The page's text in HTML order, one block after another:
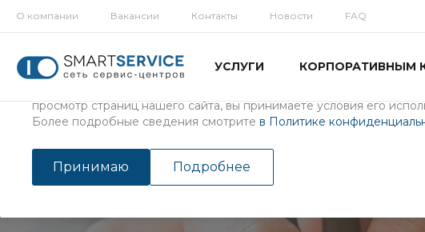
Мы используем файлы cookie, разработанные нашими
просмотр страниц нашего сайта, вы принимаете условия его
Более подробные сведения смотрите в Политике
Принимаю Подробнее
О компании Вакансии Контакты Новости FAQ
УСЛУГИ КОРПОРАТИВНЫМ
Почему не включается ноутбук